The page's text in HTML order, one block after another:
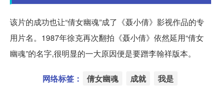
该片的成功也让“倩女幽魂”成了《聂小倩》影视作品的专
用片名。1987年徐克再次翻拍《聂小倩》依然延用“倩女
幽魂”的名字,很明显的一大原因便是要蹭李翰祥版本。
网络标签： 倩女幽魂 成就 我是